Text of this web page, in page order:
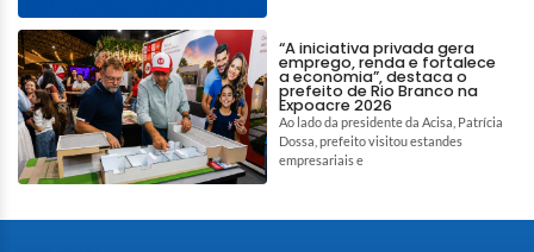
“A iniciativa privada gera
emprego, renda e fortalece
a economia”, destaca o
prefeito de Rio Branco na
Expoacre 2026
Ao lado da presidente da Acisa, Patrícia
Dossa, prefeito visitou estandes
empresariais e